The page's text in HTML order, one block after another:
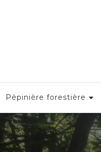
Pépinière forestière